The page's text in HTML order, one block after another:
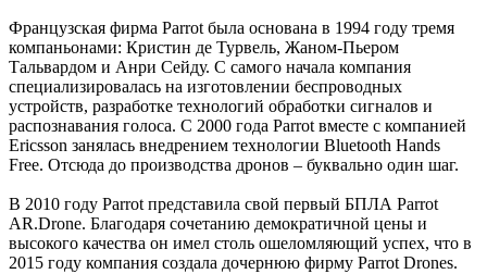
Французская фирма Parrot была основана в 1994 году тремя
компаньонами: Кристин де Турвель, Жаном-Пьером
Тальвардом и Анри Сейду. С самого начала компания
специализировалась на изготовлении беспроводных
устройств, разработке технологий обработки сигналов и
распознавания голоса. С 2000 года Parrot вместе с компанией
Ericsson занялась внедрением технологии Bluetooth Hands
Free. Отсюда до производства дронов – буквально один шаг.
В 2010 году Parrot представила свой первый БПЛА Parrot
AR.Drone. Благодаря сочетанию демократичной цены и
высокого качества он имел столь ошеломляющий успех, что в
2015 году компания создала дочернюю фирму Parrot Drones.